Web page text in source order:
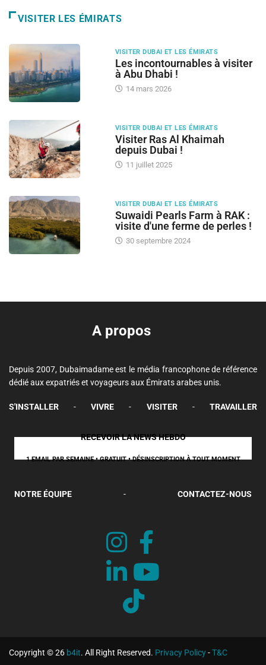
VISITER LES ÉMIRATS
VISITER DUBAI ET LES ÉMIRATS
Les incontournables à visiter
à Abu Dhabi !
14 mars 2026
VISITER DUBAI ET LES ÉMIRATS
Visiter Ras Al Khaimah
depuis Dubai !
11 juillet 2025
VISITER DUBAI ET LES ÉMIRATS
Suwaidi Pearls Farm à RAK :
visite d'une ferme de perles !
30 septembre 2024
A propos
Depuis 2007, Dubaimadame est le média francophone de référence
dédié aux expatriés et voyageurs aux Émirats arabes unis.
S'INSTALLER - VIVRE - VISITER - TRAVAILLER
RECEVOIR LA NEWS HEBDO
1 EMAIL PAR SEMAINE • GRATUIT • DÉSINSCRIPTION À TOUT MOMENT
NOTRE ÉQUIPE - CONTACTEZ-NOUS
Copyright © 26 b4it. All Right Reserved. Privacy Policy-T&C